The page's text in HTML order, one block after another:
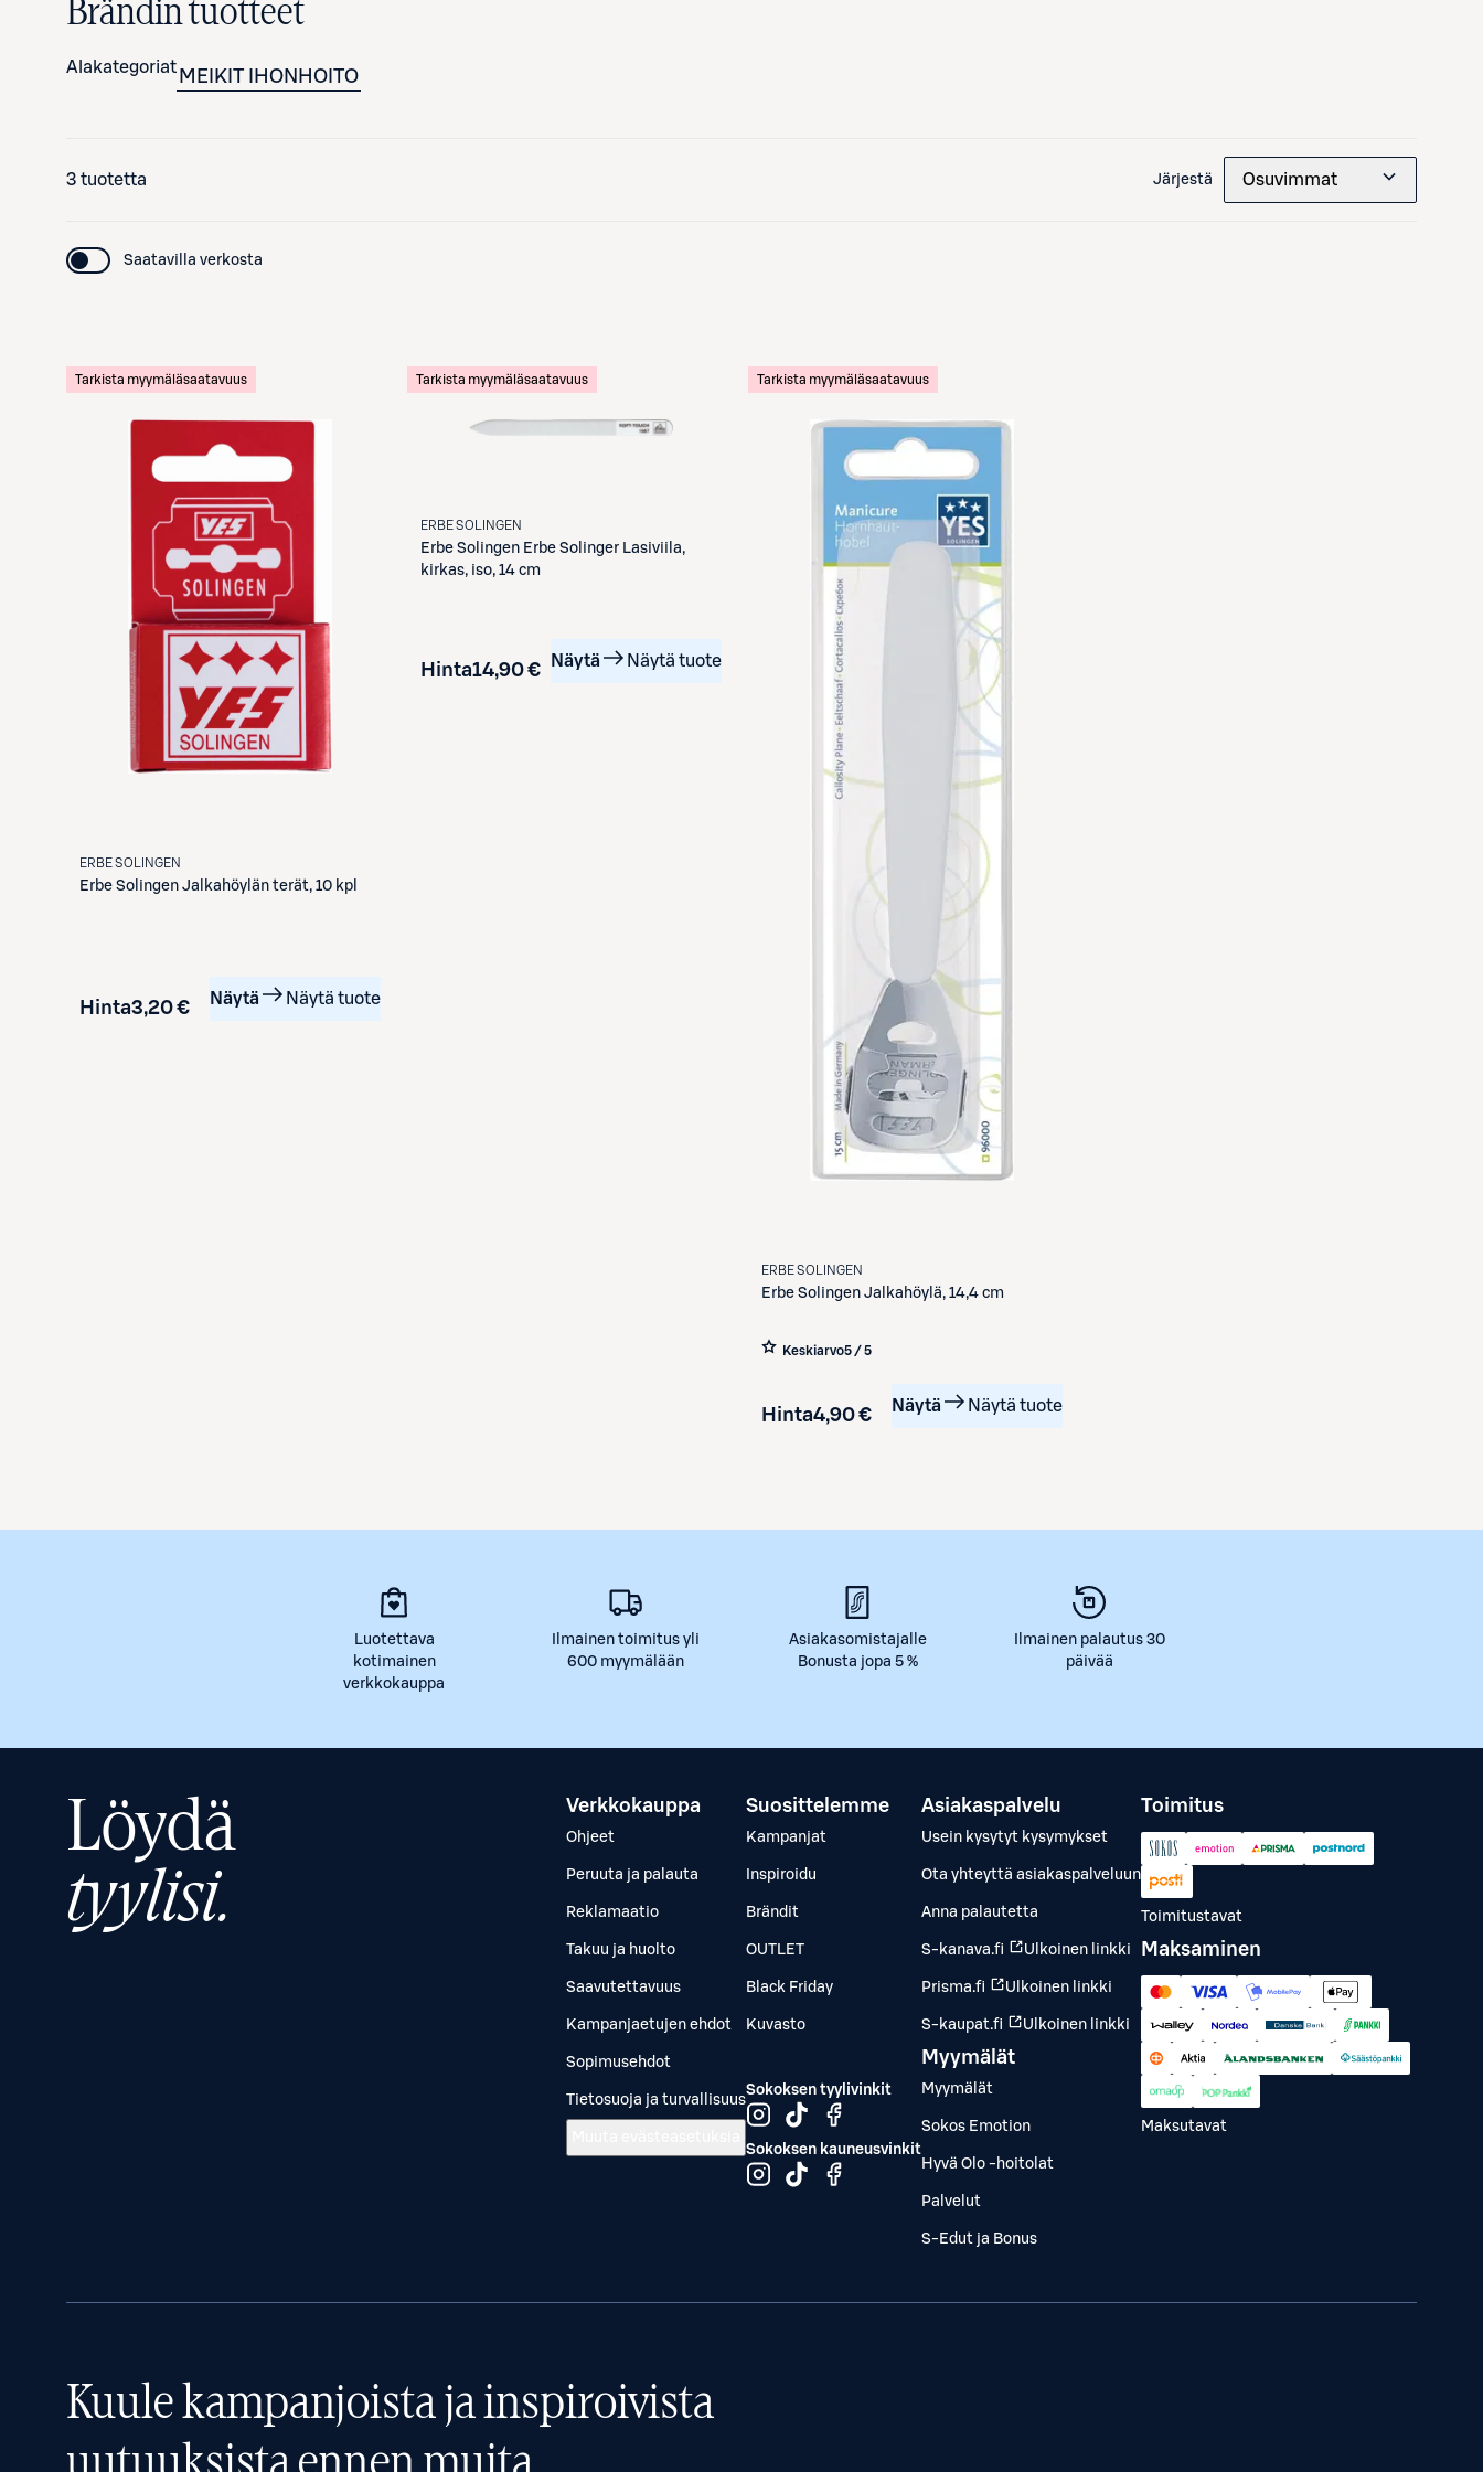
Brändin tuotteet
Alakategoriat MEIKIT IHONHOITO
3 tuotetta Järjestä Osuvimmat
Saatavilla verkosta
Tarkista myymäläsaatavuus
ERBE SOLINGEN
Erbe Solingen Jalkahöylän terät, 10 kpl
Hinta3,20 € Näytä Näytä tuote
Tarkista myymäläsaatavuus
ERBE SOLINGEN
Erbe Solingen Erbe Solinger Lasiviila,
kirkas, iso, 14 cm
Hinta14,90 € Näytä Näytä tuote
Tarkista myymäläsaatavuus
ERBE SOLINGEN
Erbe Solingen Jalkahöylä, 14,4 cm
Keskiarvo5 / 5
Hinta4,90 € Näytä Näytä tuote
Luotettava
kotimainen
verkkokauppa
Ilmainen toimitus yli
600 myymälään
Asiakasomistajalle
Bonusta jopa 5 %
Ilmainen palautus 30
päivää
Löydä
tyylisi.
Verkkokauppa
Ohjeet
Peruuta ja palauta
Reklamaatio
Takuu ja huolto
Saavutettavuus
Kampanjaetujen ehdot
Sopimusehdot
Tietosuoja ja turvallisuus
Suosittelemme
Kampanjat
Inspiroidu
Brändit
OUTLET
Black Friday
Kuvasto
Sokoksen tyylivinkit
Sokoksen kauneusvinkit
Asiakaspalvelu
Usein kysytyt kysymykset
Ota yhteyttä asiakaspalveluun
Anna palautetta
S-kanava.fi Ulkoinen linkki
Prisma.fi Ulkoinen linkki
S-kaupat.fi Ulkoinen linkki
Myymälät
Myymälät
Sokos Emotion
Hyvä Olo -hoitolat
Palvelut
S-Edut ja Bonus
Toimitus
Toimitustavat
Maksaminen
Maksutavat
Kuule kampanjoista ja inspiroivista